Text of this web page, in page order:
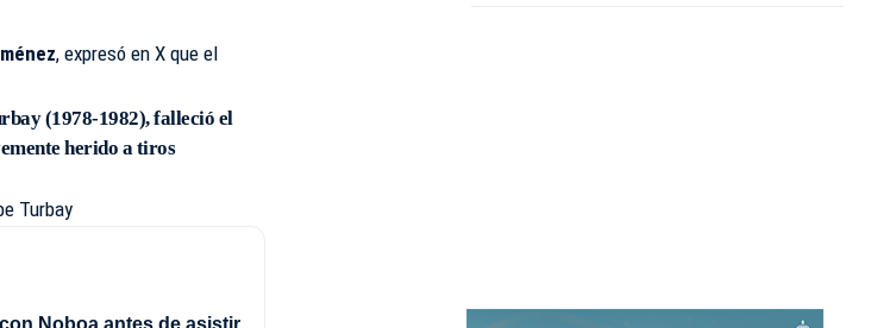
, expresó en X que el
(1978-1982), falleció el
herido a tiros
Turbay
Noboa antes de asistir